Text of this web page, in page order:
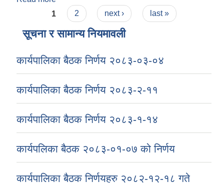
Pages
1 2 next › last »
सूचना र सामान्य नियमावली
कार्यपालिका बैठक निर्णय २०८३-०३-०४
कार्यपालिका बैठक निर्णय २०८३-२-११
कार्यपालिका बैठक निर्णय २०८३-१-१४
कार्यपलिका बैठक २०८३-०१-०७ को निर्णय
कार्यपालिका बैठक निर्णयहरु २०८२-१२-१८ गते